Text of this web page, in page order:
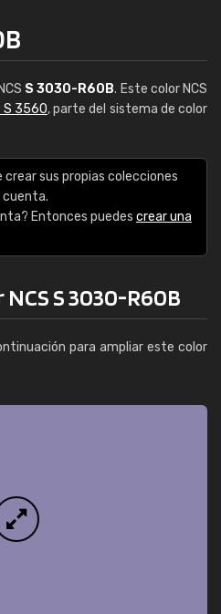
S 3030-R60B. Este color NCS
3560, parte del sistema de color
crear sus propias colecciones
cuenta.
Entonces puedes crear una
S 3030-R60B
para ampliar este color